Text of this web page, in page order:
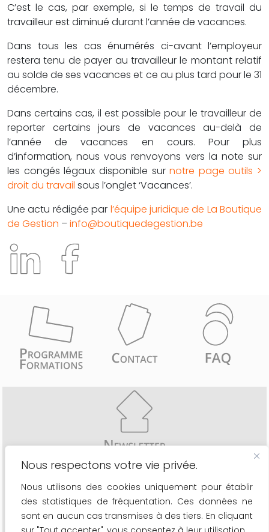
Nous respectons votre vie privée.
Nous utilisons des cookies uniquement pour établir
des statistiques de fréquentation. Ces données ne
sont en aucun cas transmises à des tiers. En cliquant
C’est le cas, par exemple, si le temps de travail du
travailleur est diminué durant l’année de vacances.
Dans tous les cas énumérés ci-avant l’employeur
restera tenu de payer au travailleur le montant relatif
au solde de ses vacances et ce au plus tard pour le 31
décembre.
Dans certains cas, il est possible pour le travailleur de
reporter certains jours de vacances au-delà de
l’année de vacances en cours. Pour plus
d’information, nous vous renvoyons vers la note sur
les congés légaux disponible surnotre page outils >
droit du travail sous l’onglet ‘Vacances’.
Une actu rédigée par l’équipe juridique de La Boutique
de Gestion –info@boutiquedegestion.be
Recevez comme les 6776 inscrits une fois par mois
- les actualités du secteur
- le calendrier de nos formations
- les nouveaux outils à votre disposition